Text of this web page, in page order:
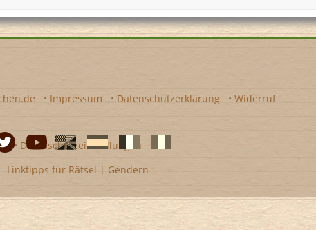
• Impressum • Datenschutzerklärung • Widerruf
• Datenschutzeinstellungen
YoutubeEnglische
wort-
Spanische
wort-
französiche
Kreuzworträtsel-
italienische
Kreuzworträtsel-
Linktipps für Rätsel | Gendern